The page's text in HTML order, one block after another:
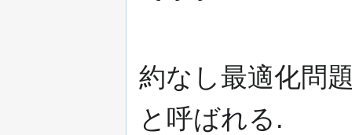
約なし最適化問
と呼ばれる.